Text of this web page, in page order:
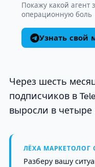
Покажу какой агент
операционную боль
Узнать свой
Через шесть
подписчиков в
выросли в четыре
ЛЁХА МАРКЕТОЛОГ
Разберу вашу